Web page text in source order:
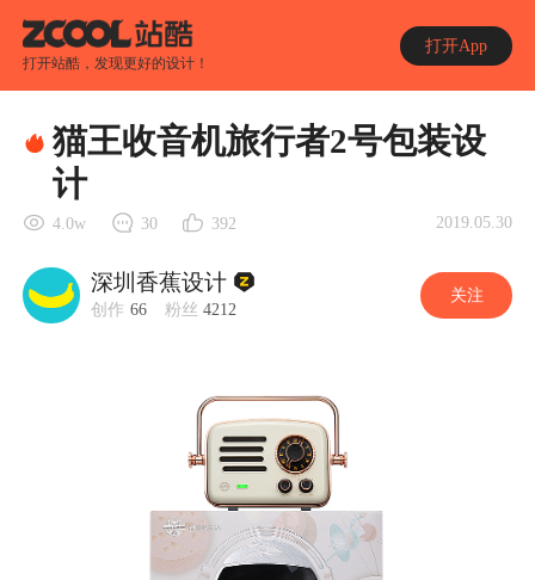
打开站酷，发现更好的设计！
打开App
猫王收音机旅行者2号包装设
计
4.0w 30 392 2019.05.30
深圳香蕉设计
创作 66 粉丝 4212
关注